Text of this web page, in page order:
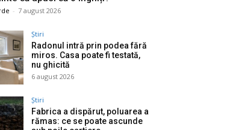
- 7 august 2026
Știri
Radonul intră prin podea fără
miros. Casa poate fi testată,
nu ghicită
6 august 2026
Știri
Fabrica a dispărut, poluarea a
rămas: ce se poate ascunde